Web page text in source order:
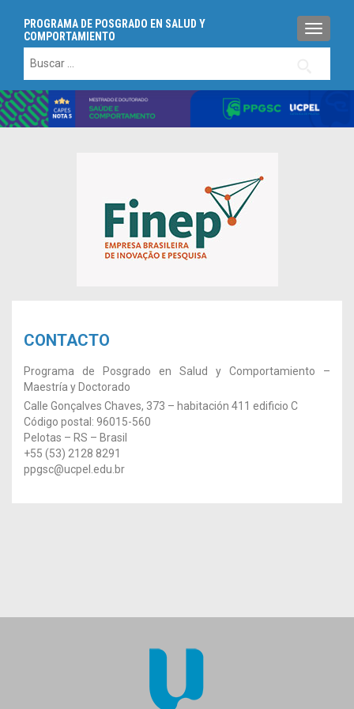
PROGRAMA DE POSGRADO EN SALUD Y
COMPORTAMIENTO
CONTACTO
Programa de Posgrado en Salud y Comportamiento –
Maestría y Doctorado
Calle Gonçalves Chaves, 373 – habitación 411 edificio C
Código postal: 96015-560
Pelotas – RS – Brasil
+55 (53) 2128 8291
ppgsc@ucpel.edu.br